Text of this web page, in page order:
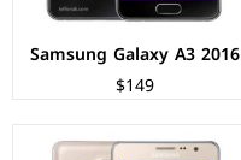
Samsung Galaxy A3 2016
$149